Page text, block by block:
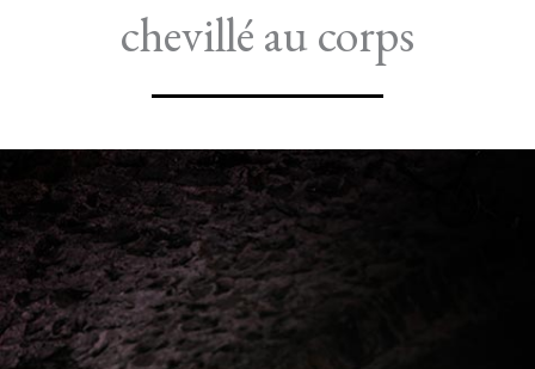
chevillé au corps